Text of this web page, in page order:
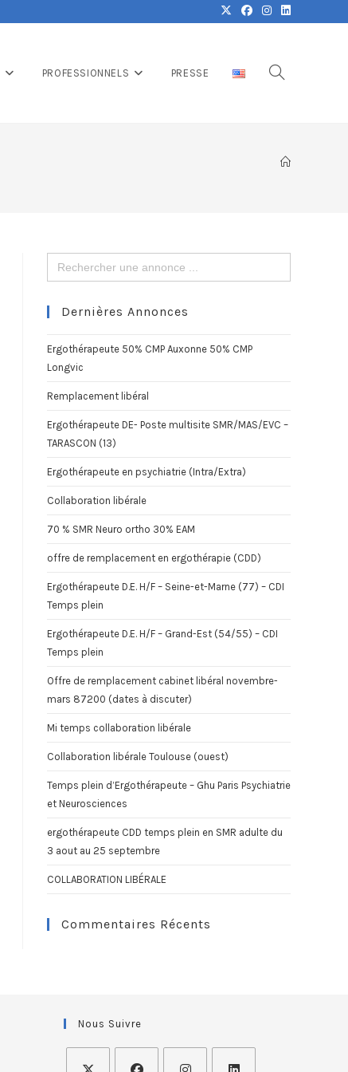
PROFESSIONNELS PRESSE
Search
for:
Dernières Annonces
Ergothérapeute 50% CMP Auxonne 50% CMP
Longvic
Remplacement libéral
Ergothérapeute DE- Poste multisite SMR/MAS/EVC –
TARASCON (13)
Ergothérapeute en psychiatrie (Intra/Extra)
Collaboration libérale
70 % SMR Neuro ortho 30% EAM
offre de remplacement en ergothérapie (CDD)
Ergothérapeute D.E. H/F – Seine-et-Marne (77) – CDI
Temps plein
Ergothérapeute D.E. H/F – Grand-Est (54/55) – CDI
Temps plein
Offre de remplacement cabinet libéral novembre-
mars 87200 (dates à discuter)
Mi temps collaboration libérale
Collaboration libérale Toulouse (ouest)
Temps plein d’Ergothérapeute – Ghu Paris Psychiatrie
et Neurosciences
ergothérapeute CDD temps plein en SMR adulte du
3 aout au 25 septembre
COLLABORATION LIBÉRALE
Commentaires Récents
Nous Suivre